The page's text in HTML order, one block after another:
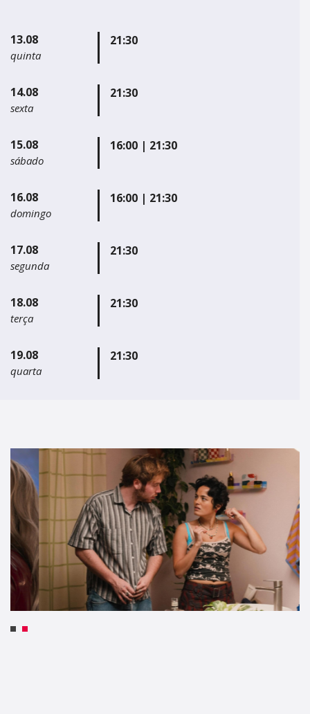
13.08
quinta
21:30
14.08
sexta
21:30
15.08
sábado
16:00 | 21:30
16.08
domingo
16:00 | 21:30
17.08
segunda
21:30
18.08
terça
21:30
19.08
quarta
21:30